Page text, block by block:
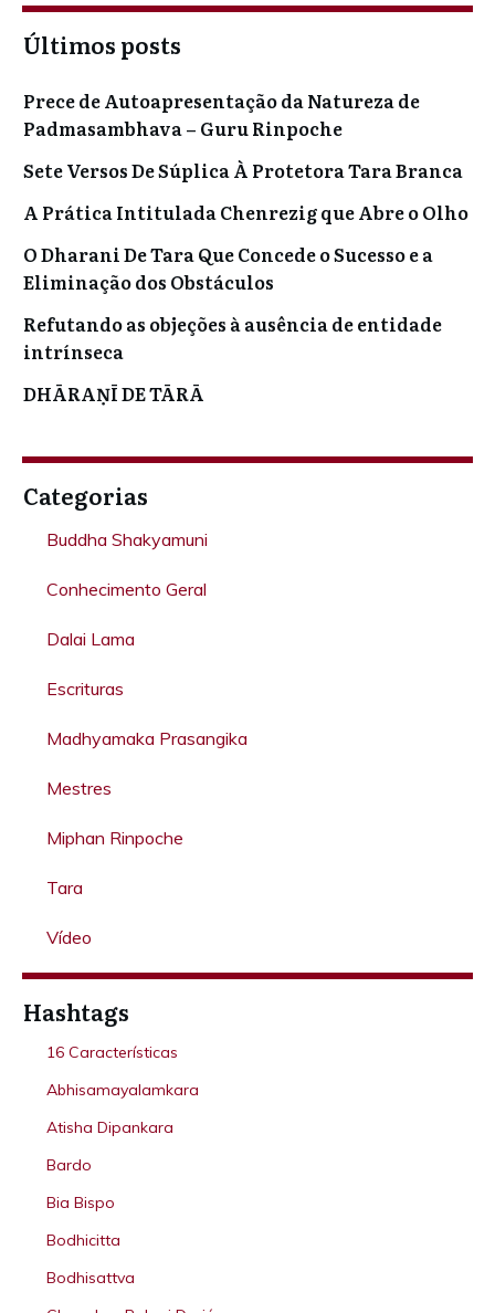
Últimos posts
Prece de Autoapresentação da Natureza de
Padmasambhava – Guru Rinpoche
Sete Versos De Súplica À Protetora Tara Branca
A Prática Intitulada Chenrezig que Abre o Olho
O Dharani De Tara Que Concede o Sucesso e a
Eliminação dos Obstáculos
Refutando as objeções à ausência de entidade
intrínseca
DHĀRAṆĪ DE TĀRĀ
Categorias
Buddha Shakyamuni
Conhecimento Geral
Dalai Lama
Escrituras
Madhyamaka Prasangika
Mestres
Miphan Rinpoche
Tara
Vídeo
Hashtags
16 Características
Abhisamayalamkara
Atisha Dipankara
Bardo
Bia Bispo
Bodhicitta
Bodhisattva